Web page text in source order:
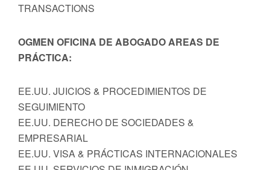
TRANSACTIONS
OGMEN OFICINA DE ABOGADO AREAS DE
PRÁCTICA:
EE.UU. JUICIOS & PROCEDIMIENTOS DE
SEGUIMIENTO
EE.UU. DERECHO DE SOCIEDADES &
EMPRESARIAL
EE.UU. VISA & PRÁCTICAS INTERNACIONALES